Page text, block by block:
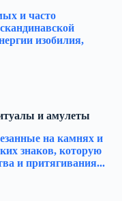
и часто
изобилия,
и амулеты
на камнях и
знаков, которую
и притягивания...